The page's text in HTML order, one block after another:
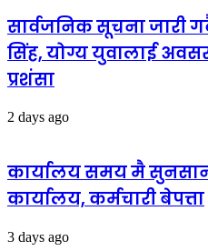
सार्वजनिक सूचना जारी
सिंह, योग्य युवालाई
प्रशंसा
2 days ago
कार्यालय समय मै
कार्यालय, कर्मचारी बेपत्ता
3 days ago